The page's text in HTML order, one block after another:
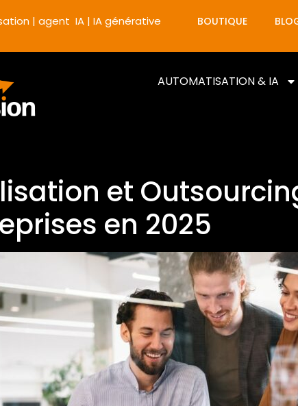
| agent IA | IA générative BOUTIQUE
AUTOMATISATION & IA
et
en 2025